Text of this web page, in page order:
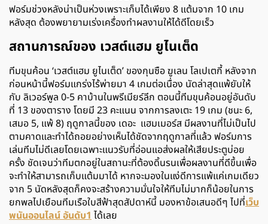
ฟอร์มช่วงหลังน่าเป็นห่วงเพราะเก็บได้เพียง 8 แต้มจาก 10 เกม
หลังสุด ต้องพยายามเร่งเครื่องทำผลงานให้ได้ดีโดยเร็ว
สถานการณ์ของ เวสต์แฮม ยูไนเต็ด
ทีมขุนค้อน ‘เวสต์แฮม ยูไนเต็ด’ ของกุนซือ ฆูเลน โลเปเตกี้ หลังจาก
ก่อนหน้านี้ฟอร์มแกร่งไร้พ่ายมา 4 เกมต่อเนื่อง นัดล่าสุดแพ้ยับให้
กับ ลิเวอร์พูล 0-5 คาบ้านในพรีเมียร์ลีก ตอนนี้ทีมขุนค้อนอยู่อันดับ
ที่ 13 ของตาราง โดยมี 23 คะแนน จากการลงเตะ 19 เกม (ชนะ 6,
เสมอ 5, แพ้ 8) ฤดูกาลนี้ของ เดอะ แฮมเมอร์ส มีผลงานที่ไม่เป็นไป
ตามคาดและทำได้ถอยอย่างเห็นได้ชัดจากฤดูกาลที่แล้ว ฟอร์มการ
เล่นทีมไม่ดีเลยโดยเฉพาะแนวรับที่อ่อนแอส่งผลให้เสียประตูบ่อย
ครั้ง ชัดเจนว่าทีมตกอยู่ในสถานะที่ต้องดิ้นรนเพื่อผลงานที่ดีขึ้นเพื่อ
จะทำให้สามารถเก็บแต้มมาได้ หากจะมองในแง่ดีการแพ้แค่เกมเดียว
จาก 5 นัดหลังสุดก็คงจะสร้างความมั่นใจให้ทีมไม่มากก็น้อยในการ
ยกพลไปเยือนทีมเรือใบสีฟ้าสุดสัปดาห์นี้ มองหาข้อเสนอดีๆ ไปที่เว็บ
พนันออนไลน์ อันดับ1ได้เลย